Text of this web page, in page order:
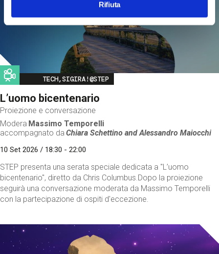
Rifiuta
Image
TECH,SIGIRA!@STEP
L’uomo bicentenario
Proiezione e conversazione
Modera Massimo Temporelli
accompagnato da Chiara Schettino andAlessandro Maiocchi
10 Set 2026 / 18:30 - 22:00
STEP presenta una serata speciale dedicata a "L’uomo
bicentenario", diretto da Chris Columbus.Dopo la proiezione
seguirà una conversazione moderata da Massimo Temporelli
con la partecipazione di ospiti d'eccezione.